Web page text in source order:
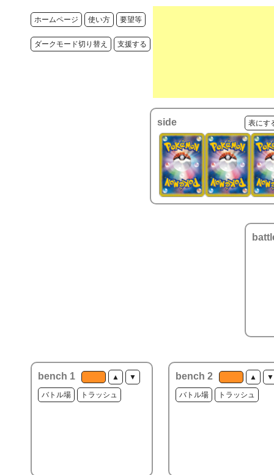
ホームページ 使い方 要望等
ダークモード切り替え 支援する
side 表にす
bench 1 ▲ ▼
バトル場 トラッシュ
bench 2 ▲ ▼
バトル場 トラッシュ